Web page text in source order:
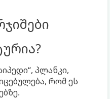
პლანკი,
რომ ეს